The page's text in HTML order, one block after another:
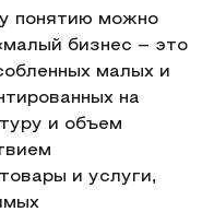
понятию можно
бизнес – это
малых и
на
и объем
и услуги,